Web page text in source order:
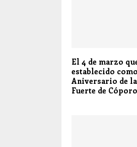
El 4 de marzo
establecido
Aniversario de
Fuerte de Cóporo